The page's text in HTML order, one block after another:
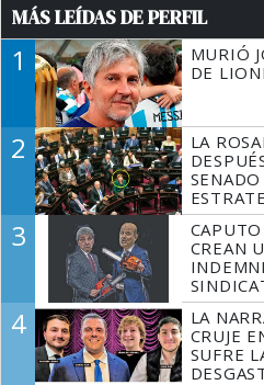
MÁS LEÍDAS DE PERFIL
1
MURIÓ
DE
2
LA
3
CREAN
4
LA
CRUJE
SUFRE